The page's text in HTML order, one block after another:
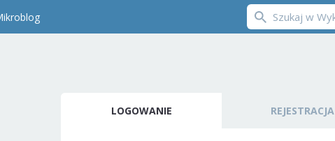
LOGOWANIE REJESTRACJA